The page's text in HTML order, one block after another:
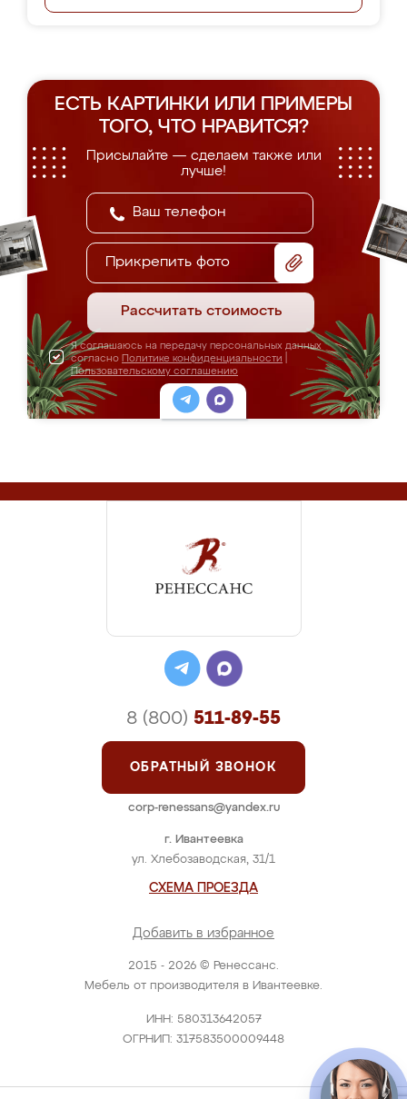
ЕСТЬ КАРТИНКИ ИЛИ ПРИМЕРЫ
ТОГО, ЧТО НРАВИТСЯ?
Присылайте — сделаем также или
лучше!
Прикрепить фото
Рассчитать стоимость
Я соглашаюсь на передачу персональных данных
согласно Политике конфиденциальности
Пользовательскому соглашению
2015 - 2026 © Ренессанс.
Мебель от производителя в Ивантеевке.
ИНН: 580313642057
ОГРНИП: 317583500009448
г. Ивантеевка
ул. Хлебозаводская, 31/1
СХЕМА ПРОЕЗДА
Добавить в избранное
8 (800) 511-89-55
ОБРАТНЫЙ ЗВОНОК
corp-renessans@yandex.ru